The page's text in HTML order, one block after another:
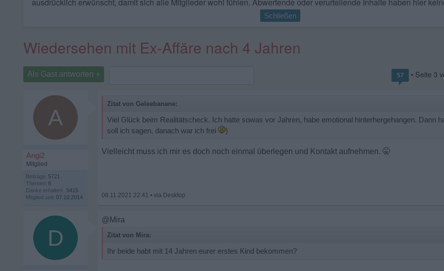
Schließen
Wiedersehen mit Ex-Affäre nach 4 Jahren
Als Gast antworten + 57 • Seite 3
A
Angi2
Mitglied
Beiträge: 5721
Themen: 8
Danke erhalten: 5415
Mitglied seit: 07.10.2014
Zitat von Geleebanane:
Viel Glück beim Realitätscheck. Ich hatte sowas vor Jahren, habe emotional hinterhergehangen. Dann
soll ich sagen, danach war ich frei
)
Vielleicht muss ich mir es doch noch einmal überlegen und Kontakt aufnehmen. 🤫
08.11.2021 22:41 •
D
@Mira
Zitat von Mira:
Ihr beide habt mit 14 Jahren eurer erstes Kind bekommen?